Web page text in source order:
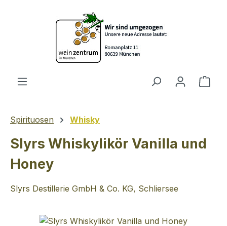
Zum Hauptinhalt springen
Spirituosen Whisky
Slyrs Whiskylikör Vanilla und
Honey
Slyrs Destillerie GmbH & Co. KG, Schliersee
Bildergalerie überspringen